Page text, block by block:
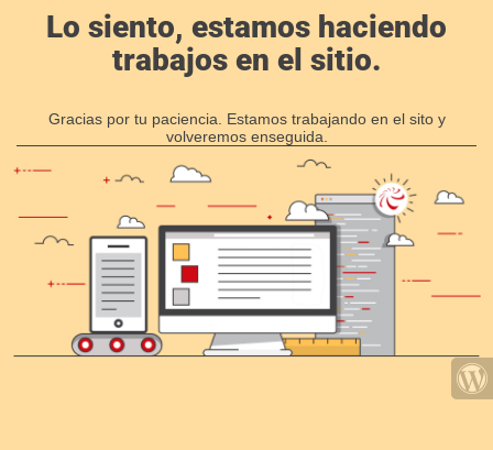
Lo siento, estamos haciendo
trabajos en el sitio.
Gracias por tu paciencia. Estamos trabajando en el sito y
volveremos enseguida.